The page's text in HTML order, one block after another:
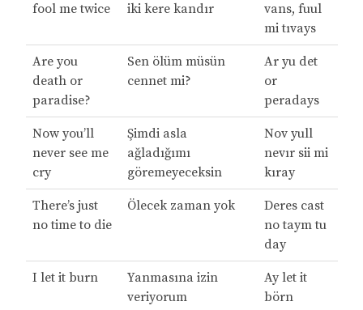
fool me twice
iki kere kandır
vans, fuul
mi tıvays
Are you
death or
paradise?
Sen ölüm müsün
cennet mi?
Ar yu det
or
peradays
Now you’ll
never see me
cry
Şimdi asla
ağladığımı
göremeyeceksin
Nov yull
nevır sii mi
kıray
There’s just
no time to die
Ölecek zaman yok
Deres cast
no taym tu
day
I let it burn
Yanmasına izin
veriyorum
Ay let it
börn